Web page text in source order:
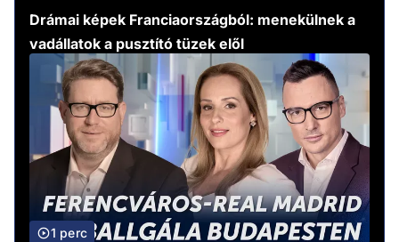
Drámai képek Franciaországból: menekülnek a
vadállatok a pusztító tüzek elől
1 perc